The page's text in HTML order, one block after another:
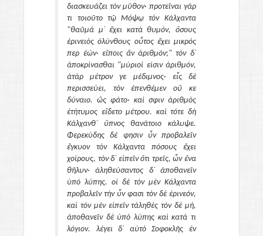
διασκευάζει τὸν μῦθον· προτεῖναι γάρ
τι τοιοῦτο τῷ Μόψῳ τὸν Κάλχαντα
"θαῦμά μ᾽ ἔχει κατὰ θυμόν, ὅσους
ἐρινειὸς ὀλύνθους οὗτος ἔχει μικρός
περ ἐών· εἴποις ἂν ἀριθμόν;" τὸν δ᾽
ἀποκρίνασθαι "μύριοί εἰσιν ἀριθμόν,
ἀτὰρ μέτρον γε μέδιμνος· εἷς δὲ
περισσεύει, τὸν ἐπενθέμεν οὔ κε
δύναιο. ὣς φάτο· καί σφιν ἀριθμὸς
ἐτήτυμος εἴδετο μέτρου. καὶ τότε δὴ
Κάλχανθ᾽ ὕπνος θανάτοιο κάλυψε.
Φερεκύδης δέ φησιν ὗν προβαλεῖν
ἔγκυον τὸν Κάλχαντα πόσους ἔχει
χοίρους, τὸν δ᾽ εἰπεῖν ὅτι τρεῖς, ὧν ἕνα
θῆλυν· ἀληθεύσαντος δ᾽ ἀποθανεῖν
ὑπὸ λύπης. οἱ δὲ τὸν μὲν Κάλχαντα
προβαλεῖν τὴν ὗν φασι τὸν δὲ ἐρινεόν,
καὶ τὸν μὲν εἰπεῖν τἀληθὲς τὸν δὲ μή,
ἀποθανεῖν δὲ ὑπὸ λύπης καὶ κατά τι
λόγιον. λέγει δ᾽ αὐτὸ Σοφοκλῆς ἐν